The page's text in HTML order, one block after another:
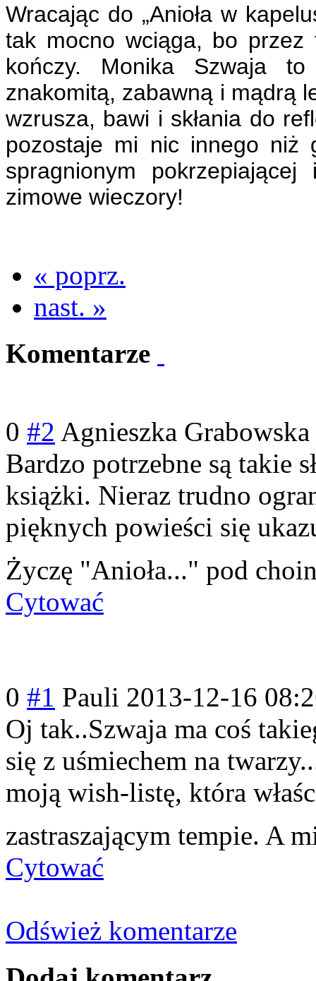
Wracając do „Anioła w
tak mocno wciąga, bo przez
kończy. Monika Szwaja to
znakomitą, zabawną i mądrą
wzrusza, bawi i skłania do
pozostaje mi nic innego niż
spragnionym
zimowe wieczory!
« poprz.
nast. »
Komentarze
0 #2 Agnieszka Grabowska
Bardzo potrzebne są takie
książki. Nieraz trudno
pięknych powieści się
Życzę "Anioła..." pod
Cytować
0 #1 Pauli 2013-12-16
Oj tak..Szwaja ma coś
się z uśmiechem na
moją wish-listę, która
zastraszającym tempie. A
Cytować
Odśwież komentarze